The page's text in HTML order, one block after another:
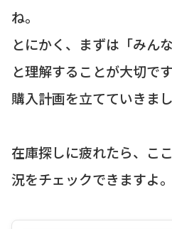
ね。
とにかく、まずは「みん
と理解することが大切で
購入計画を立てていきま
在庫探しに疲れたら、こ
況をチェックできますよ。